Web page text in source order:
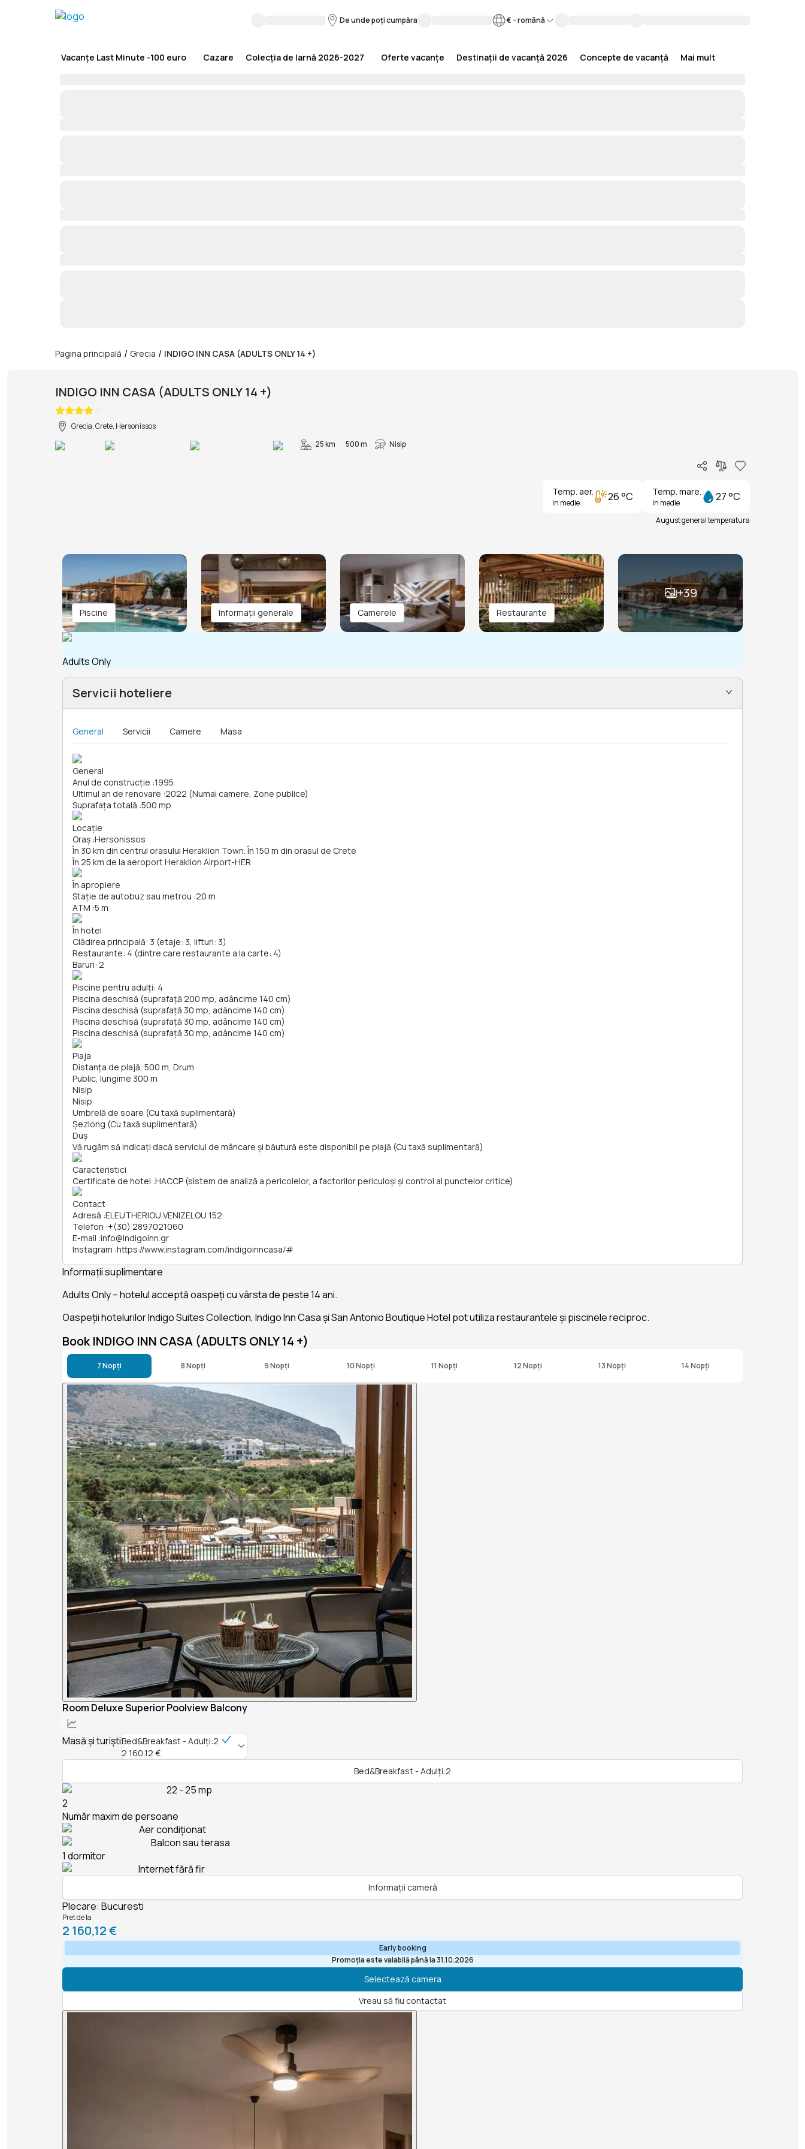
De unde poți cumpăra € -română
Vacanțe Last Minute -100 euro Cazare Colecția de Iarnă 2026-2027 Oferte vacanțe Destinații de vacanță 2026 Concepte de vacanță Mai mult
Pagina principală / Grecia / INDIGO INN CASA (ADULTS ONLY 14 +)
INDIGO INN CASA (ADULTS ONLY 14 +)
Grecia, Crete, Hersonissos
25 km
500 m Nisip
Temp. aer.
In medie 26 °C Temp. mare.
In medie 27 °C
August general temperatura
Piscine Informații generale Camerele Restaurante
+39
Adults Only
Servicii hoteliere
General Servicii Camere Masa
General
Anul de construcție :1995
Ultimul an de renovare :2022 (Numai camere, Zone publice)
Suprafața totală :500 mp
Locație
Oraș :Hersonissos
În 30 km din centrul orasului Heraklion Town. În 150 m din orasul de Crete
În 25 km de la aeroport Heraklion Airport-HER
În apropiere
Stație de autobuz sau metrou :20 m
ATM :5 m
În hotel
Clădirea principală: 3 (etaje: 3, lifturi: 3)
Restaurante: 4 (dintre care restaurante a la carte: 4)
Baruri: 2
Piscine pentru adulți: 4
Piscina deschisă (suprafață 200 mp, adâncime 140 cm)
Piscina deschisă (suprafață 30 mp, adâncime 140 cm)
Piscina deschisă (suprafață 30 mp, adâncime 140 cm)
Piscina deschisă (suprafață 30 mp, adâncime 140 cm)
Plaja
Distanța de plajă, 500 m, Drum
Public, lungime 300 m
Nisip
Nisip
Umbrelă de soare (Cu taxă suplimentară)
Șezlong (Cu taxă suplimentară)
Duș
Vă rugăm să indicați dacă serviciul de mâncare și băutură este disponibil pe plajă (Cu taxă suplimentară)
Caracteristici
Certificate de hotel :HACCP (sistem de analiză a pericolelor, a factorilor periculoşi și control al punctelor critice)
Contact
Adresă :ELEUTHERIOU VENIZELOU 152
Telefon :+(30) 2897021060
E-mail :info@indigoinn.gr
Instagram :https://www.instagram.com/indigoinncasa/#
Informații suplimentare
Adults Only – hotelul acceptă oaspeți cu vârsta de peste 14 ani.
Oaspeții hotelurilor Indigo Suites Collection, Indigo Inn Casa și San Antonio Boutique Hotel pot utiliza restaurantele și piscinele reciproc.
Book INDIGO INN CASA (ADULTS ONLY 14 +)
7 Nopți 8 Nopți 9 Nopți 10 Nopți 11 Nopți 12 Nopți 13 Nopți 14 Nopți
Room Deluxe Superior Poolview Balcony
Masă și turiștiBed&Breakfast - Adulți:2
2 160,12 €
Bed&Breakfast - Adulți:2
22 - 25 mp
2
Număr maxim de persoane
Aer condiționat
Balcon sau terasa
1 dormitor
Internet fără fir
Informații cameră
Plecare: Bucuresti
Pret de la
2 160,12 €
Early booking
Promoția este valabilă până la 31.10.2026
Selectează camera
Vreau să fiu contactat